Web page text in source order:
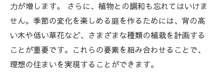
力が増します。 さらに、植物との調和も忘れてはいけま
せん。季節の変化を楽しめる庭を作るためには、背の高
い木や低い草花など、さまざまな種類の植栽を計画する
ことが重要です。これらの要素を組み合わせることで、
理想の住まいを実現することができます。